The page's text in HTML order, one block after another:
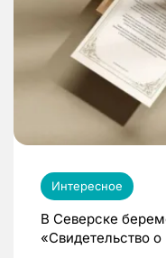
Интересное
В Северске
«Свидетельство